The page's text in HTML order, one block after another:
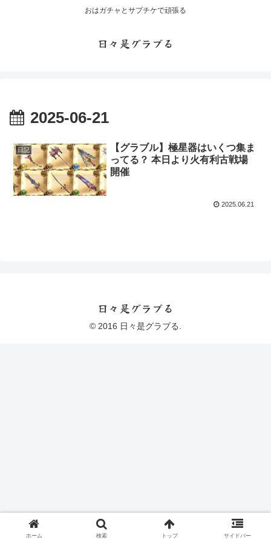
おはガチャとサプチケで頑張る
日々是グラブる
2025-06-21
日記
【グラブル】極星器はいくつ集ま
ってる？ 本日より火有利古戦場
開催
2025.06.21
日々是グラブる
© 2016 日々是グラブる.
ホーム 検索 トップ サイドバー